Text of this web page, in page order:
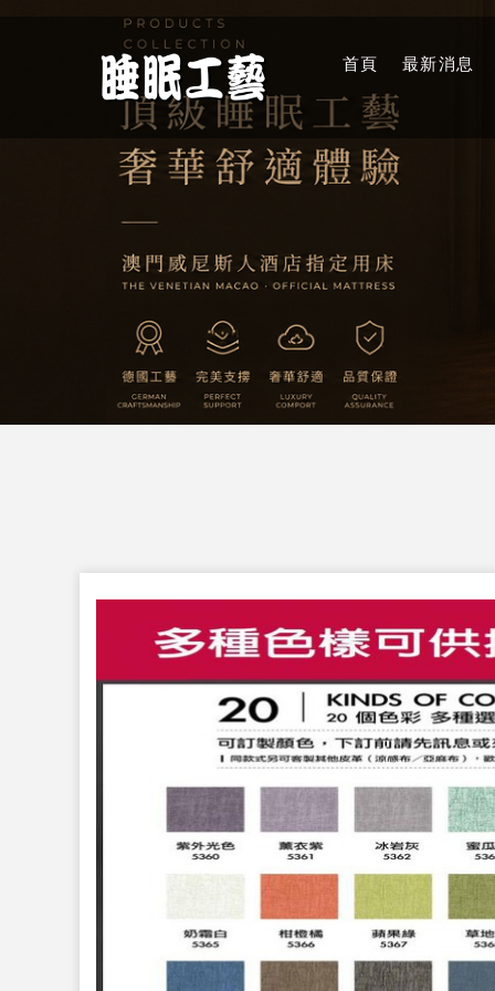
首頁 最新消息